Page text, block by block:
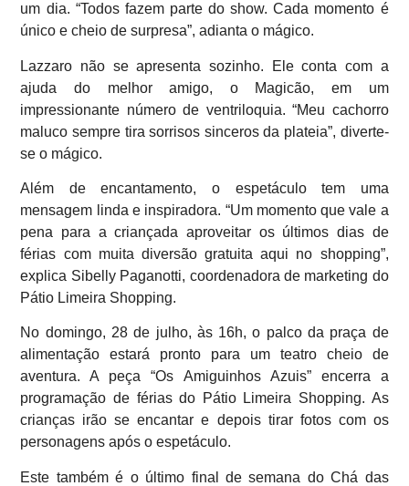
um dia. “Todos fazem parte do show. Cada momento é
único e cheio de surpresa”, adianta o mágico.
Lazzaro não se apresenta sozinho. Ele conta com a
ajuda do melhor amigo, o Magicão, em um
impressionante número de ventriloquia. “Meu cachorro
maluco sempre tira sorrisos sinceros da plateia”, diverte-
se o mágico.
Além de encantamento, o espetáculo tem uma
mensagem linda e inspiradora. “Um momento que vale a
pena para a criançada aproveitar os últimos dias de
férias com muita diversão gratuita aqui no shopping”,
explica Sibelly Paganotti, coordenadora de marketing do
Pátio Limeira Shopping.
No domingo, 28 de julho, às 16h, o palco da praça de
alimentação estará pronto para um teatro cheio de
aventura. A peça “Os Amiguinhos Azuis” encerra a
programação de férias do Pátio Limeira Shopping. As
crianças irão se encantar e depois tirar fotos com os
personagens após o espetáculo.
Este também é o último final de semana do Chá das